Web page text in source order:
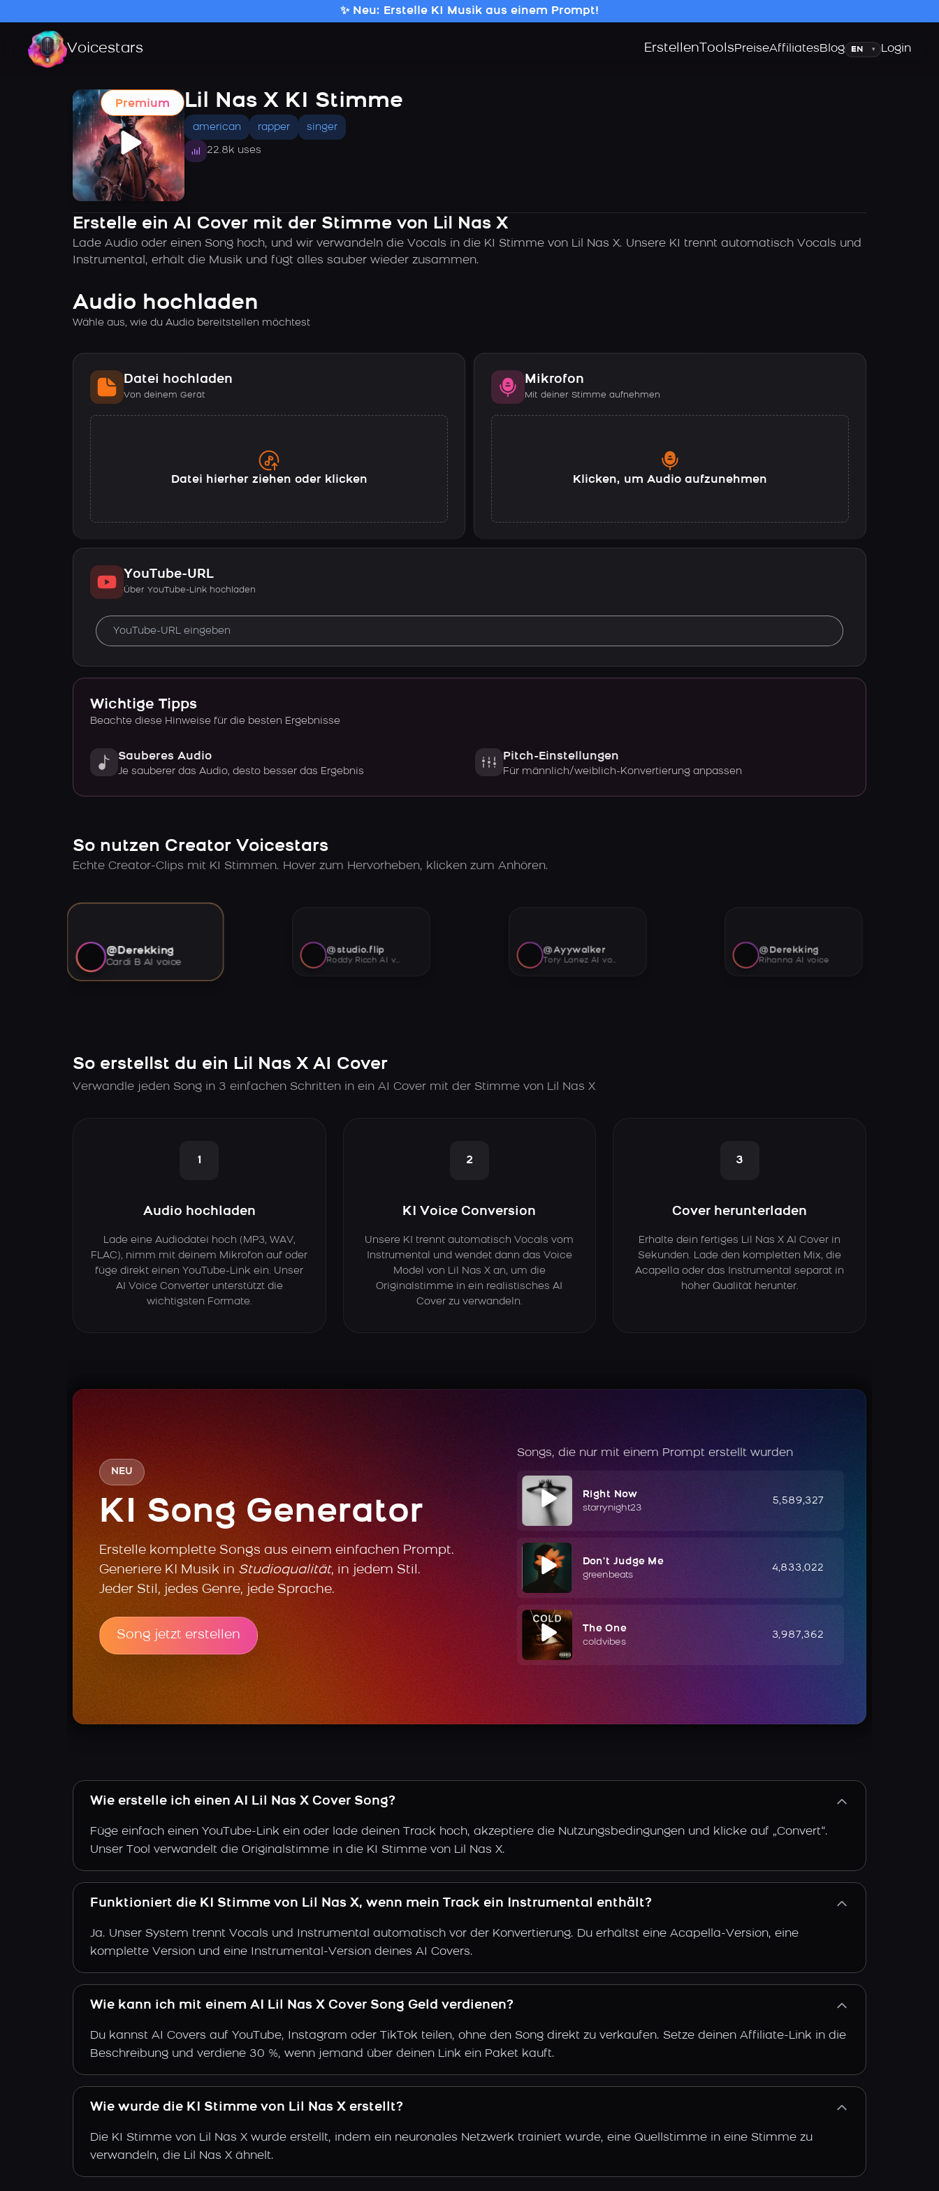
✨ Neu: Erstelle KI Musik aus einem Prompt!
Voicestars Erstellen ToolsPreiseAffiliatesBlogSprache
▾ Login
Premium Lil Nas X KI Stimme
american rapper singer
22.8k uses
Erstelle ein AI Cover mit der Stimme von Lil Nas X
Lade Audio oder einen Song hoch, und wir verwandeln die Vocals in die KI Stimme von Lil Nas X. Unsere KI trennt automatisch Vocals und
Instrumental, erhält die Musik und fügt alles sauber wieder zusammen.
Audio hochladen
Wähle aus, wie du Audio bereitstellen möchtest
Datei hochladen
Von deinem Gerät
Datei hierher ziehen oder klicken
Mikrofon
Mit deiner Stimme aufnehmen
Klicken, um Audio aufzunehmen
YouTube-URL
Über YouTube-Link hochladen
Wichtige Tipps
Beachte diese Hinweise für die besten Ergebnisse
Sauberes Audio
Je sauberer das Audio, desto besser das Ergebnis
Pitch-Einstellungen
Für männlich/weiblich-Konvertierung anpassen
So nutzen Creator Voicestars
Echte Creator-Clips mit KI Stimmen. Hover zum Hervorheben, klicken zum Anhören.
@Derekking
Cardi B AI voice
@studio.flip
Roddy Ricch AI voice
@Ayywalker
Tory Lanez AI voice
@Derekking
Rihanna AI voice
So erstellst du ein Lil Nas X AI Cover
Verwandle jeden Song in 3 einfachen Schritten in ein AI Cover mit der Stimme von Lil Nas X
1
Audio hochladen
Lade eine Audiodatei hoch (MP3, WAV,
FLAC), nimm mit deinem Mikrofon auf oder
füge direkt einen YouTube-Link ein. Unser
AI Voice Converter unterstützt die
wichtigsten Formate.
2
KI Voice Conversion
Unsere KI trennt automatisch Vocals vom
Instrumental und wendet dann das Voice
Model von Lil Nas X an, um die
Originalstimme in ein realistisches AI
Cover zu verwandeln.
3
Cover herunterladen
Erhalte dein fertiges Lil Nas X AI Cover in
Sekunden. Lade den kompletten Mix, die
Acapella oder das Instrumental separat in
hoher Qualität herunter.
NEU
KI Song Generator
Erstelle komplette Songs aus einem einfachen Prompt.
Generiere KI Musik in Studioqualität, in jedem Stil.
Jeder Stil, jedes Genre, jede Sprache.
Song jetzt erstellen
Songs, die nur mit einem Prompt erstellt wurden
Right Now
starrynight23
5,589,327
Don't Judge Me
greenbeats
4,833,022
The One
coldvibes
3,987,362
Wie erstelle ich einen AI Lil Nas X Cover Song?
Füge einfach einen YouTube-Link ein oder lade deinen Track hoch, akzeptiere die Nutzungsbedingungen und klicke auf „Convert“.
Unser Tool verwandelt die Originalstimme in die KI Stimme von Lil Nas X.
Funktioniert die KI Stimme von Lil Nas X, wenn mein Track ein Instrumental enthält?
Ja. Unser System trennt Vocals und Instrumental automatisch vor der Konvertierung. Du erhältst eine Acapella-Version, eine
komplette Version und eine Instrumental-Version deines AI Covers.
Wie kann ich mit einem AI Lil Nas X Cover Song Geld verdienen?
Du kannst AI Covers auf YouTube, Instagram oder TikTok teilen, ohne den Song direkt zu verkaufen. Setze deinen Affiliate-Link in die
Beschreibung und verdiene 30 %, wenn jemand über deinen Link ein Paket kauft.
Wie wurde die KI Stimme von Lil Nas X erstellt?
Die KI Stimme von Lil Nas X wurde erstellt, indem ein neuronales Netzwerk trainiert wurde, eine Quellstimme in eine Stimme zu
verwandeln, die Lil Nas X ähnelt.